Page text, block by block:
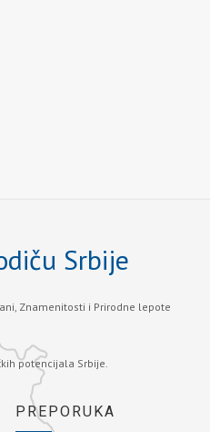
Srbije
Znamenitosti i Prirodne lepote
potencijala Srbije.
PREPORUKA